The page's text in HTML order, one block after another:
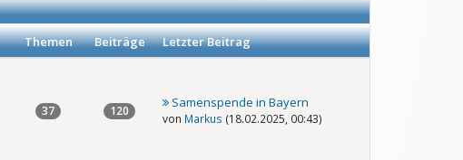
Themen Beiträge
Letzter Beitrag
37 120
Samenspende in Bayern
von Markus (18.02.2025, 00:43)